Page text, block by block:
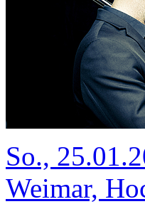
So.,
Weimar,